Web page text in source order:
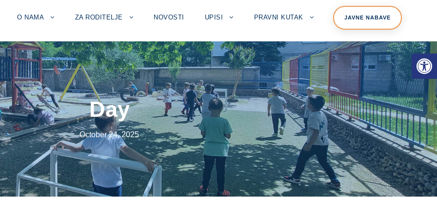
Open toolbar
O NAMA ZA RODITELJE NOVOSTI UPISI PRAVNI KUTAK JAVNE NABAVE
Day
October 24, 2025